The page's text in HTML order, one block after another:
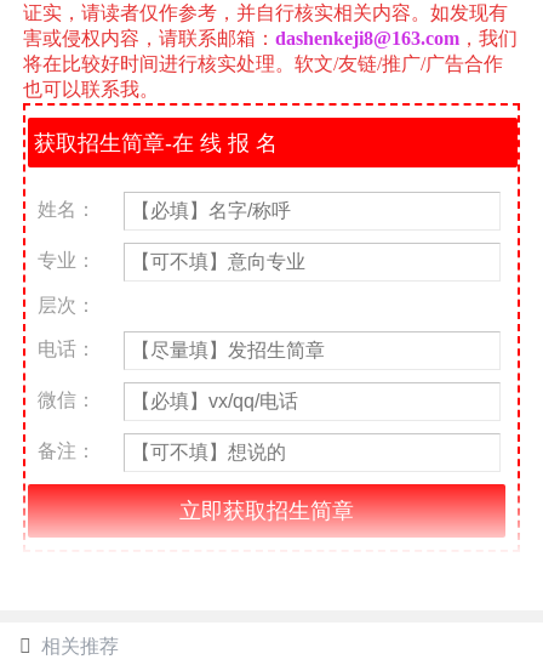
证实，请读者仅作参考，并自行核实相关内容。如发现有
害或侵权内容，请联系邮箱：dashenkeji8@163.com ，我们
将在比较好时间进行核实处理。软文/友链/推广/广告合作
也可以联系我。
姓名：
专业：
层次：
电话：
微信：
备注：
相关推荐